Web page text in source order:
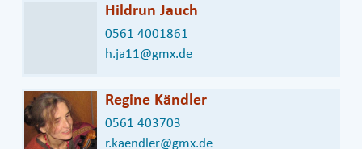
Hildrun Jauch
0561 4001861
h.ja11@gmx.de
Regine Kändler
0561 403703
r.kaendler@gmx.de